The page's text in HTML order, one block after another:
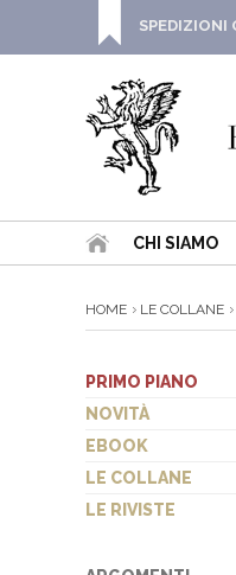
SPEDIZIONI
CHI SIAMO
HOME LE COLLANE
PRIMO PIANO
NOVITÀ
EBOOK
LE COLLANE
LE RIVISTE